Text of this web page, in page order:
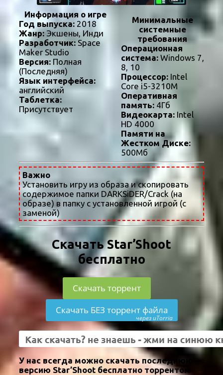
Информация о игре
Год выпуска: 2018
Жанр: Экшены, Инди
Разработчик: Space
Maker Studio
Версия: Полная
(Последняя)
Язык интерфейса:
английский
Таблетка:
Присутствует
Минимальные
системные
требования
Операционная
система:Windows 7,
8, 10
Процессор:Intel
Core i5-3210M
Оперативная
память:4Гб
Видеокарта:Intel
HD 4000
Памяти на
Жестком Диске:
500Мб
Важно
Установить игру из образа и скопировать
содержимое папки DARKSiDER/Crack (на
образе) в папку с установленной игрой (с
заменой)
Скачать Star’Shoot
бесплатно
Скачать торрент
Скачать БЕЗ торрент файла
через uTorria
У нас всегда можно скачать последнюю
версию Star’Shoot бесплатно торрентом